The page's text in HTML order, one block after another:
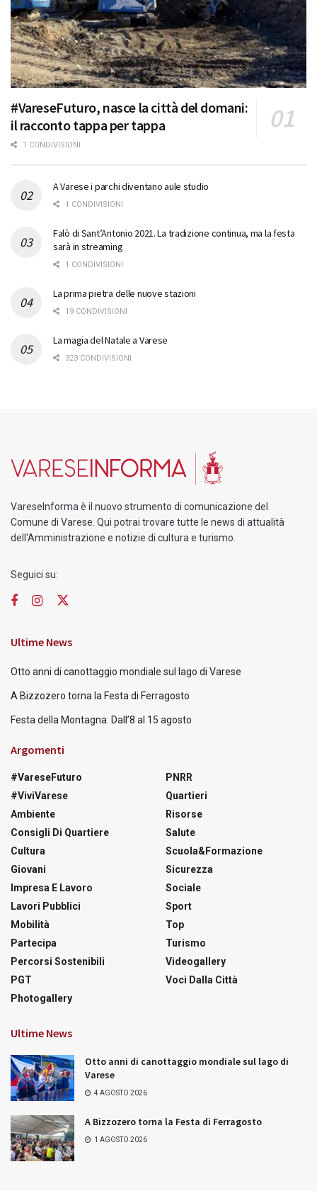
#VareseFuturo, nasce la città del domani:
il racconto tappa per tappa
1 CONDIVISIONI
A Varese i parchi diventano aule studio
1 CONDIVISIONI
Falò di Sant’Antonio 2021. La tradizione continua, ma la festa
sarà in streaming
1 CONDIVISIONI
La prima pietra delle nuove stazioni
19 CONDIVISIONI
La magia del Natale a Varese
323 CONDIVISIONI
VareseInforma è il nuovo strumento di comunicazione del
Comune di Varese. Qui potrai trovare tutte le news di attualità
dell'Amministrazione e notizie di cultura e turismo.
Seguici su:
Ultime News
Otto anni di canottaggio mondiale sul lago di Varese
A Bizzozero torna la Festa di Ferragosto
Festa della Montagna. Dall’8 al 15 agosto
Argomenti
#VareseFuturo
#ViviVarese
Ambiente
Consigli Di Quartiere
Cultura
Giovani
Impresa E Lavoro
Lavori Pubblici
Mobilità
Partecipa
Percorsi Sostenibili
PGT
Photogallery
PNRR
Quartieri
Risorse
Salute
Scuola&Formazione
Sicurezza
Sociale
Sport
Top
Turismo
Videogallery
Voci Dalla Città
Ultime News
Otto anni di canottaggio mondiale sul lago di
Varese
4 AGOSTO 2026
A Bizzozero torna la Festa di Ferragosto
1 AGOSTO 2026